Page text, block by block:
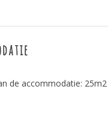
de accommodatie: 25m2